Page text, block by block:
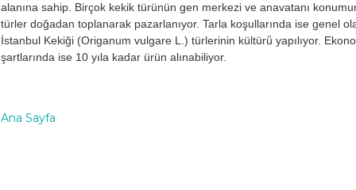
alanına sahip. Birçok kekik türünün gen merkezi ve anavatanı
türler doğadan toplanarak pazarlanıyor. Tarla koşullarında ise genel
İstanbul Kekiği (Origanum vulgare L.) türlerinin kültürü̈ yapılıyor.
şartlarında ise 10 yıla kadar ürün alınabiliyor.
Ana Sayfa